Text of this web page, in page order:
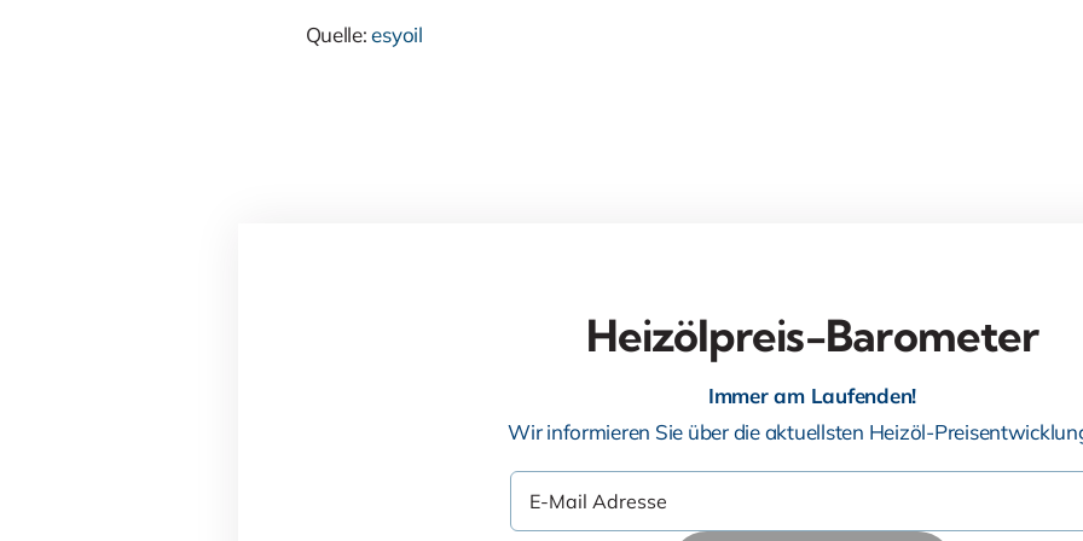
Quelle:esyoil
Heizölpreis-Barometer
Immer am Laufenden!
Wir informieren Sie über die aktuellsten Heizöl-